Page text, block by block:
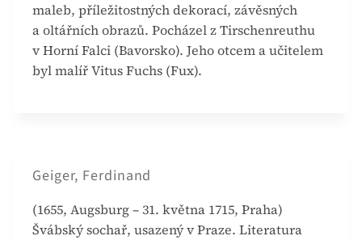
maleb, příležitostných dekorací, závěsných
a oltářních obrazů. Pocházel z Tirschenreuthu
v Horní Falci (Bavorsko). Jeho otcem a učitelem
byl malíř Vitus Fuchs (Fux).
Geiger, Ferdinand
(1655, Augsburg – 31. května 1715, Praha)
Švábský sochař, usazený v Praze. Literatura